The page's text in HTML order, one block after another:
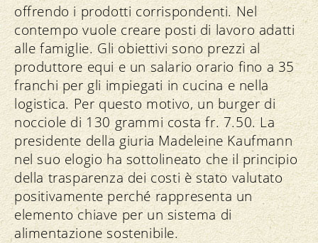
offrendo i prodotti corrispondenti. Nel
contempo vuole creare posti di lavoro adatti
alle famiglie. Gli obiettivi sono prezzi al
produttore equi e un salario orario fino a 35
franchi per gli impiegati in cucina e nella
logistica. Per questo motivo, un burger di
nocciole di 130 grammi costa fr. 7.50. La
presidente della giuria Madeleine Kaufmann
nel suo elogio ha sottolineato che il principio
della trasparenza dei costi è stato valutato
positivamente perché rappresenta un
elemento chiave per un sistema di
alimentazione sostenibile.